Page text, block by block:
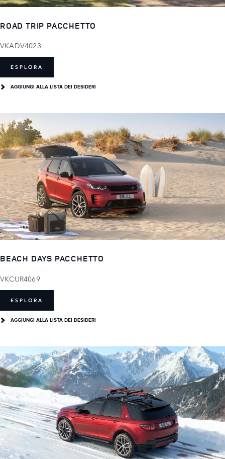
ROAD TRIP PACCHETTO
VKADV4023
ESPLORA
AGGIUNGI ALLA LISTA DEI DESIDERI
BEACH DAYS PACCHETTO
VKCUR4069
ESPLORA
AGGIUNGI ALLA LISTA DEI DESIDERI